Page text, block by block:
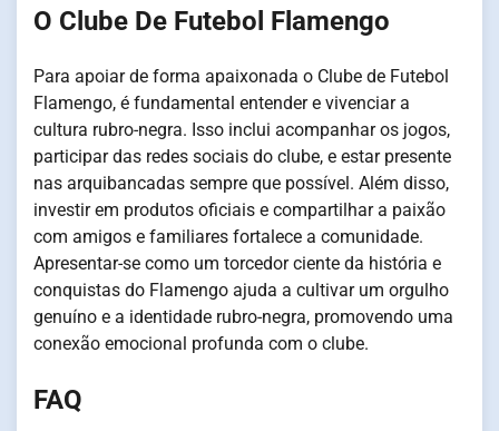
O Clube De Futebol Flamengo
Para apoiar de forma apaixonada o Clube de Futebol
Flamengo, é fundamental entender e vivenciar a
cultura rubro-negra. Isso inclui acompanhar os jogos,
participar das redes sociais do clube, e estar presente
nas arquibancadas sempre que possível. Além disso,
investir em produtos oficiais e compartilhar a paixão
com amigos e familiares fortalece a comunidade.
Apresentar-se como um torcedor ciente da história e
conquistas do Flamengo ajuda a cultivar um orgulho
genuíno e a identidade rubro-negra, promovendo uma
conexão emocional profunda com o clube.
FAQ